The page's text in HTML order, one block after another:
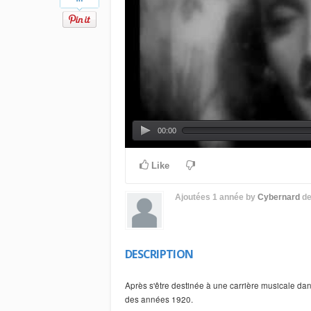
00:00
Like
Ajoutées 1 année by Cybernard de
DESCRIPTION
Après s'être destinée à une carrière musicale
des années 1920.